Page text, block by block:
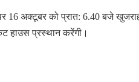
16 अक्टूबर को प्रात: 6.40 बजे
हाउस प्रस्थान करेंगी।